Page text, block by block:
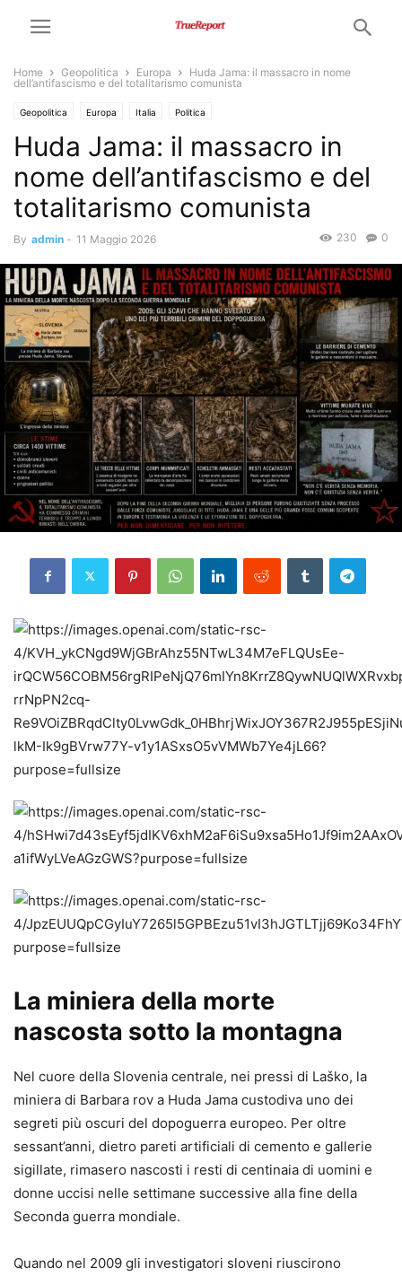
Home Geopolitica Europa
Huda Jama: il massacro in nome
dell’antifascismo e del totalitarismo comunista
Geopolitica Europa Italia Politica
Huda Jama: il massacro in
nome dell’antifascismo e del
totalitarismo comunista
By admin - 11 Maggio 2026 0
230
La miniera della morte
nascosta sotto la montagna
Nel cuore della Slovenia centrale, nei pressi di Laško, la
miniera di Barbara rov a Huda Jama custodiva uno dei
segreti più oscuri del dopoguerra europeo. Per oltre
sessant’anni, dietro pareti artificiali di cemento e gallerie
sigillate, rimasero nascosti i resti di centinaia di uomini e
donne uccisi nelle settimane successive alla fine della
Seconda guerra mondiale.
Quando nel 2009 gli investigatori sloveni riuscirono